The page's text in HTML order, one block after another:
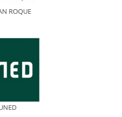
ROQUE